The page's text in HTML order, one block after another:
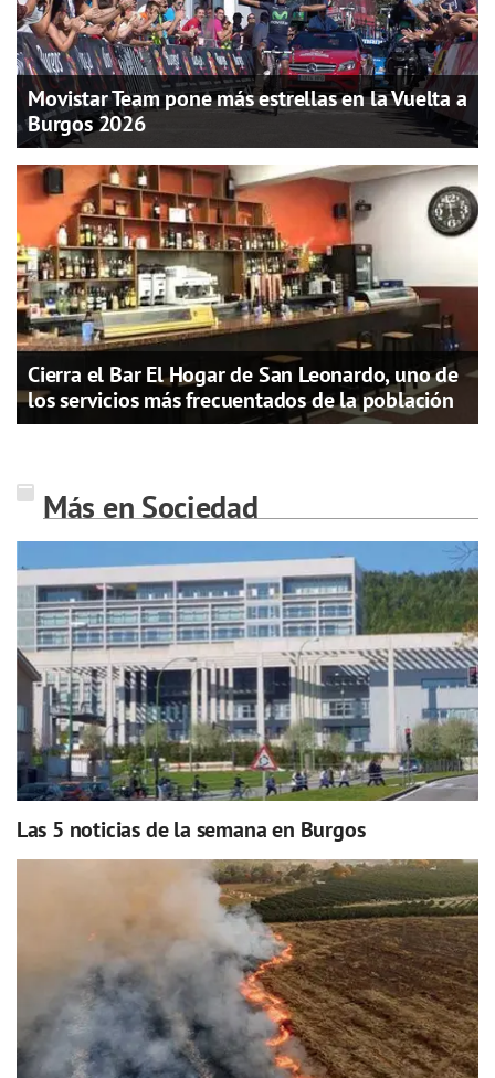
Movistar Team pone más estrellas en la Vuelta a
Burgos 2026
Cierra el Bar El Hogar de San Leonardo, uno de
los servicios más frecuentados de la población
Más en Sociedad
Las 5 noticias de la semana en Burgos